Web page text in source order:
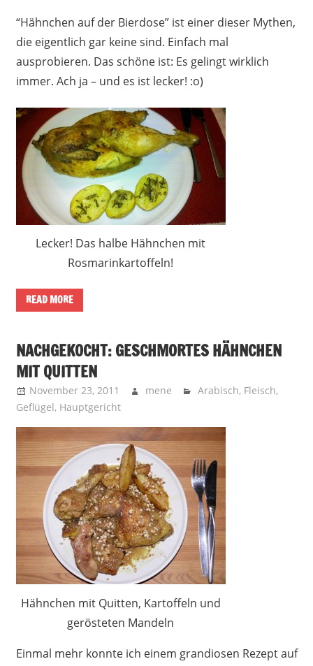
“Hähnchen auf der Bierdose” ist einer dieser Mythen,
die eigentlich gar keine sind. Einfach mal
ausprobieren. Das schöne ist: Es gelingt wirklich
immer. Ach ja – und es ist lecker! :o)
Lecker! Das halbe Hähnchen mit
Rosmarinkartoffeln!
READ MORE
NACHGEKOCHT: GESCHMORTES HÄHNCHEN
MIT QUITTEN
November 23, 2011 mene Arabisch, Fleisch,
Geflügel, Hauptgericht
Hähnchen mit Quitten, Kartoffeln und
gerösteten Mandeln
Einmal mehr konnte ich einem grandiosen Rezept auf